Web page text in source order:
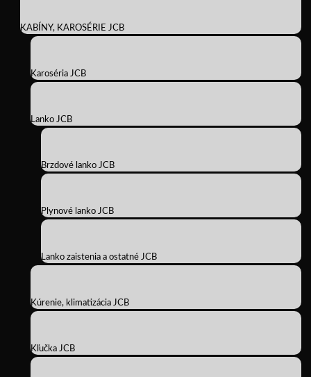
KABÍNY, KAROSÉRIE JCB
Karoséria JCB
Lanko JCB
Brzdové lanko JCB
Plynové lanko JCB
Lanko zaistenia a ostatné JCB
Kúrenie, klimatizácia JCB
Kľučka JCB